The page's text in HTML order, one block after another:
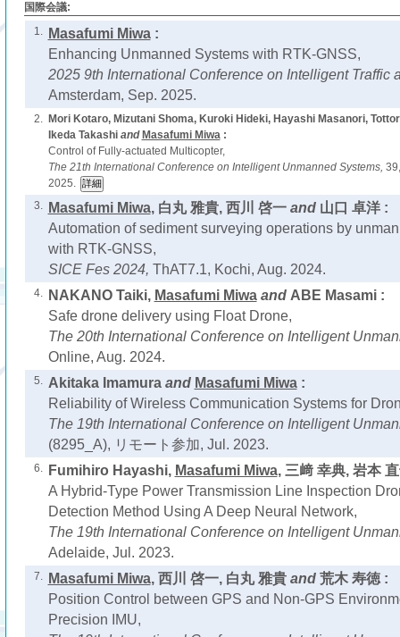
国際会議:
1.
Masafumi Miwa:
Enhancing Unmanned Systems with RTK-GNSS,
2025 9th International Conference on Intelligent Traffic
Amsterdam, Sep. 2025.
2.
Mori Kotaro, Mizutani Shoma, Kuroki Hideki, Hayashi Masanori,
Ikeda Takashiand Masafumi Miwa:
Control of Fully-actuated Multicopter,
The 21th International Conference on Intelligent Unmanned Systems,
2025.
3.
Masafumi Miwa, 白丸 雅貴, 西川 啓一and 山口 卓洋 :
Automation of sediment surveying operations by
with RTK-GNSS,
SICE Fes 2024, ThAT7.1, Kochi, Aug. 2024.
4. NAKANO Taiki, Masafumi Miwaand ABE Masami :
Safe drone delivery using Float Drone,
The 20th International Conference on Intelligent
Online, Aug. 2024.
5. Akitaka Imamuraand Masafumi Miwa:
Reliability of Wireless Communication Systems for
The 19th International Conference on Intelligent
(8295_A), リモート参加, Jul. 2023.
6. Fumihiro Hayashi, Masafumi Miwa, 三﨑 幸典, 岩本
A Hybrid-Type Power Transmission Line Inspection
Detection Method Using A Deep Neural Network,
The 19th International Conference on Intelligent
Adelaide, Jul. 2023.
7. Masafumi Miwa, 西川 啓一, 白丸 雅貴and 荒木 寿徳 :
Position Control between GPS and Non-GPS
Precision IMU,